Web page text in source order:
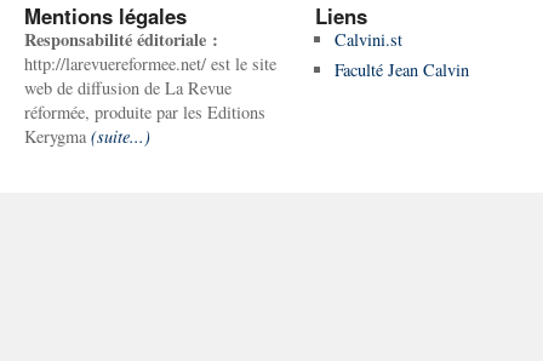
Mentions légales
Responsabilité éditoriale :
http://larevuereformee.net/ est le site
web de diffusion de La Revue
réformée, produite par les Editions
Kerygma (suite...)
Liens
Calvini.st
Faculté Jean Calvin